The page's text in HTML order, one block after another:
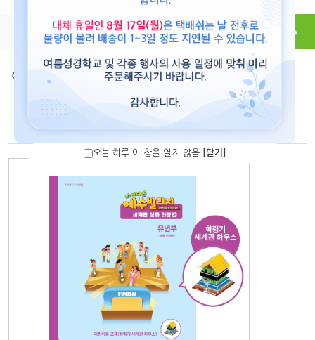
도서 뮤직 용품 현수막 콘텐츠
예수빌리지(공과) 세계관 심화 과정 2
(세계관 심화과정2)유년부 어린이용(세계관 하우스)(초등1-
3학년)-예수빌리지
오늘 하루 이 창을 열지 않음 [닫기]